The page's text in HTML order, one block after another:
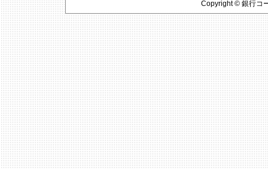
Copyright © 銀行コ